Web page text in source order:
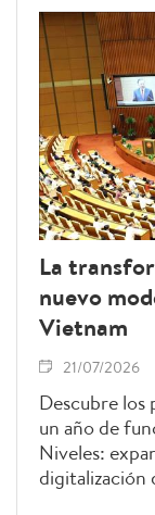
de sus
cada año
de Vietnam.
La
nuevo
Vietnam
21/07/2026
Descubre los
un año de
Niveles:
digitalización